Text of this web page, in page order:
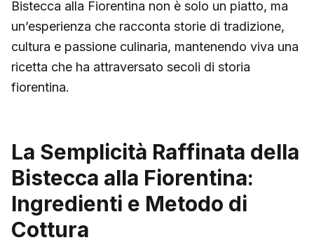
Bistecca alla Fiorentina non è solo un piatto, ma
un’esperienza che racconta storie di tradizione,
cultura e passione culinaria, mantenendo viva una
ricetta che ha attraversato secoli di storia
fiorentina.
La Semplicità Raffinata della
Bistecca alla Fiorentina:
Ingredienti e Metodo di
Cottura